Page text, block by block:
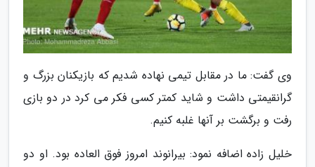
وی گفت: ما در مقابل تیمی نهاده شدیم که بازیکنان بزرگ و
گرانقیمتی داشت و شاید کمتر کسی فکر می کرد در دو بازی
رفت و برگشت بر آنها غلبه کنیم.
خلیل زاده اضافه نمود: بیرانوند امروز فوق العاده بود. او دو